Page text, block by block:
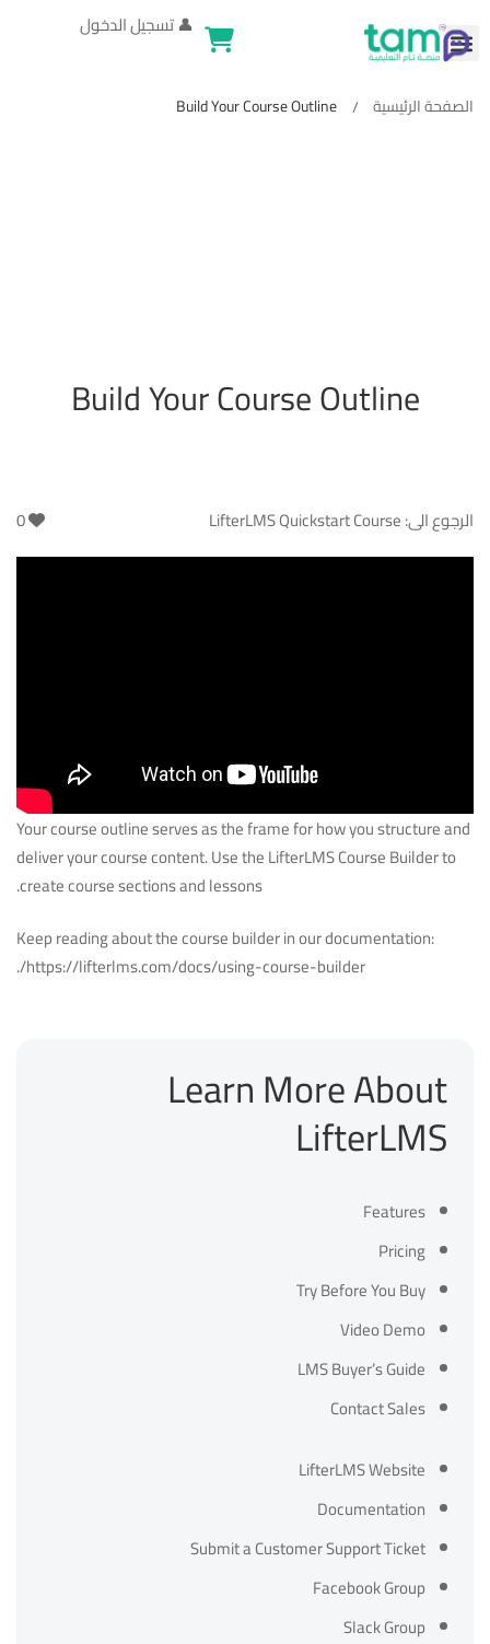
👤تسجيل الدخول
Build Your Course Outline
الصفحة الرئيسية Build Your Course Outline
الرجوع الى:LifterLMS Quickstart Course
0
Your course outline serves as the frame for how you structure and
deliver your course content. Use the LifterLMS Course Builder to
create course sections and lessons.
Keep reading about the course builder in our documentation:
https://lifterlms.com/docs/using-course-builder/
.
Learn More About
LifterLMS
Features
Pricing
Try Before You Buy
Video Demo
LMS Buyer’s Guide
Contact Sales
LifterLMS Website
Documentation
Submit a Customer Support Ticket
Facebook Group
Slack Group